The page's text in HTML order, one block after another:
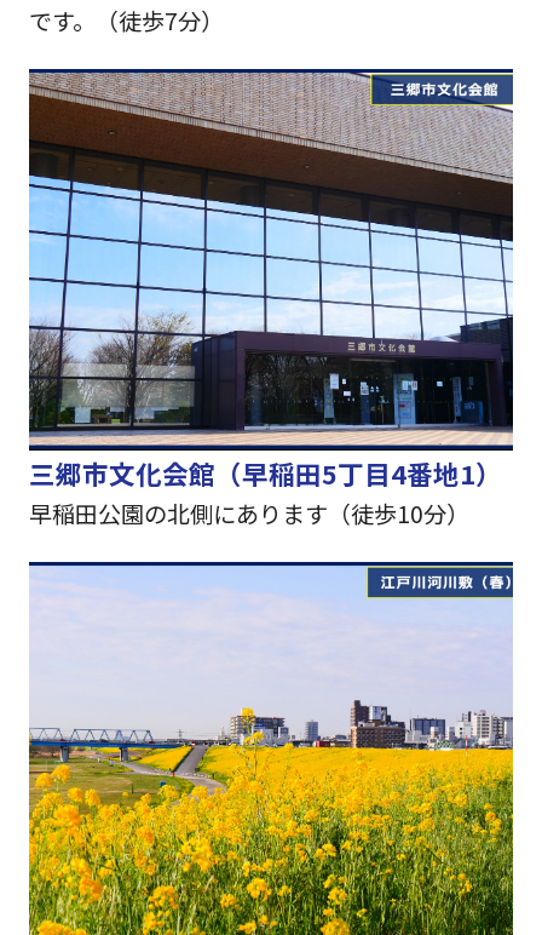
です。（徒歩7分）
三郷市文化会館（早稲田5丁目4番地1）
早稲田公園の北側にあります（徒歩10分）